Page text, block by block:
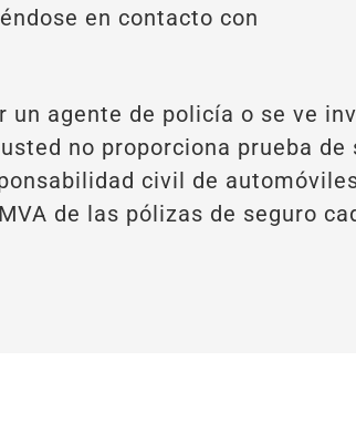
en contacto con
un agente de policía o se ve
no proporciona prueba
civil de
de las pólizas de seguro